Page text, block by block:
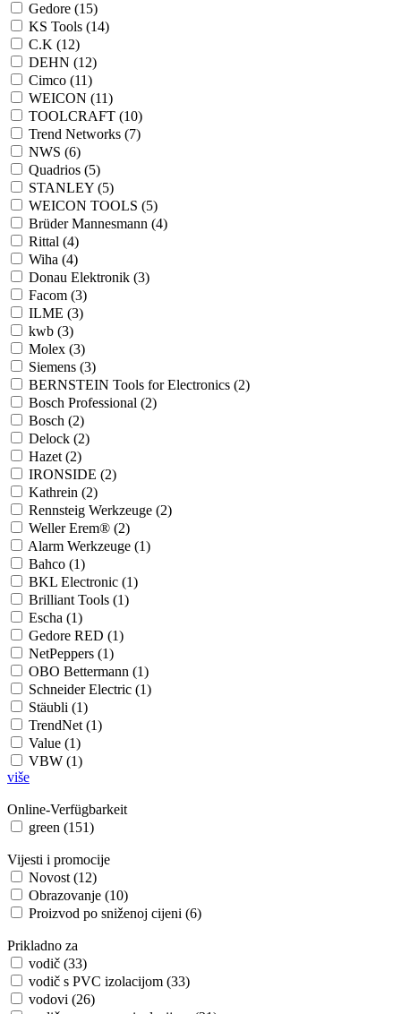
Gedore (15)
KS Tools (14)
C.K (12)
DEHN (12)
Cimco (11)
WEICON (11)
TOOLCRAFT (10)
Trend Networks (7)
NWS (6)
Quadrios (5)
STANLEY (5)
WEICON TOOLS (5)
Brüder Mannesmann (4)
Rittal (4)
Wiha (4)
Donau Elektronik (3)
Facom (3)
ILME (3)
kwb (3)
Molex (3)
Siemens (3)
BERNSTEIN Tools for Electronics (2)
Bosch Professional (2)
Bosch (2)
Delock (2)
Hazet (2)
IRONSIDE (2)
Kathrein (2)
Rennsteig Werkzeuge (2)
Weller Erem® (2)
Alarm Werkzeuge (1)
Bahco (1)
BKL Electronic (1)
Brilliant Tools (1)
Escha (1)
Gedore RED (1)
NetPeppers (1)
OBO Bettermann (1)
Schneider Electric (1)
Stäubli (1)
TrendNet (1)
Value (1)
VBW (1)
više
Online-Verfügbarkeit
green (151)
Vijesti i promocije
Novost (12)
Obrazovanje (10)
Proizvod po sniženoj cijeni (6)
Prikladno za
vodič (33)
vodič s PVC izolacijom (33)
vodovi (26)